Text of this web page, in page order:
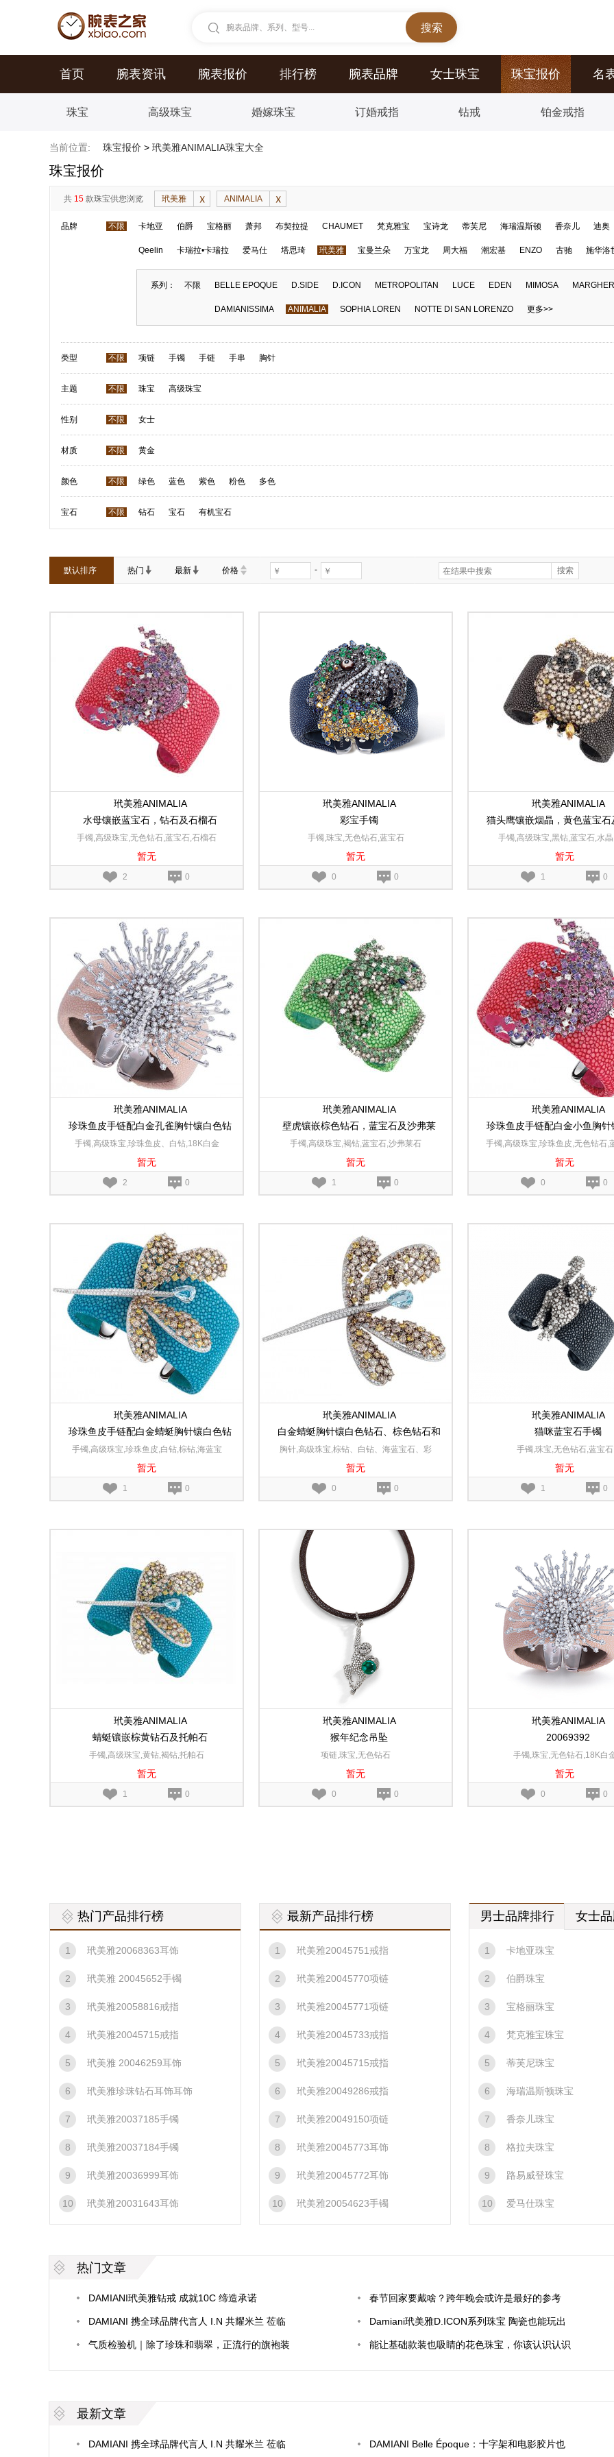
腕表品牌、系列、型号...
首页 腕表资讯 腕表报价 排行榜 腕表品牌 女士珠宝 珠宝报价 名
珠宝 高级珠宝 婚嫁珠宝 订婚戒指 钻戒 铂金戒指
当前位置: 珠宝报价 > 玳美雅ANIMALIA珠宝大全
珠宝报价
共 15 款珠宝供您浏览 玳美雅 ANIMALIA
品牌 不限 卡地亚 伯爵 宝格丽 萧邦 布契拉提 CHAUMET 梵克雅宝 宝诗龙 蒂芙尼 海瑞温斯顿 香奈儿 迪奥
Qeelin 卡瑞拉•卡瑞拉 爱马仕 塔思琦 玳美雅 宝曼兰朵 万宝龙 周大福 潮宏基 ENZO 古驰 施华洛
系列： 不限 BELLE EPOQUE D.SIDE D.ICON METROPOLITAN LUCE EDEN MIMOSA
DAMIANISSIMA ANIMALIA SOPHIA LOREN NOTTE DI SAN LORENZO 更多>>
类型 不限 项链 手镯 手链 手串 胸针
主题 不限 珠宝 高级珠宝
性别 不限 女士
材质 不限 黄金
颜色 不限 绿色 蓝色 紫色 粉色 多色
宝石 不限 钻石 宝石 有机宝石
默认排序 热门 最新 价格 -
玳美雅ANIMALIA
水母镶嵌蓝宝石，钻石及石榴石
手镯,高级珠宝,无色钻石,蓝宝石,石榴石
暂无
2 0
玳美雅ANIMALIA
彩宝手镯
手镯,珠宝,无色钻石,蓝宝石
暂无
0 0
玳美雅ANIMALIA
猫头鹰镶嵌烟晶，黄色蓝宝石
手镯,高级珠宝,黑钻,蓝宝石,水
暂无
1 0
玳美雅ANIMALIA
珍珠鱼皮手链配白金孔雀胸针镶白色钻
石
手镯,高级珠宝,珍珠鱼皮、白钻,18K白金
暂无
2 0
玳美雅ANIMALIA
壁虎镶嵌棕色钻石，蓝宝石及沙弗莱
手镯,高级珠宝,褐钻,蓝宝石,沙弗莱石
暂无
1 0
玳美雅ANIMALIA
珍珠鱼皮手链配白金小鱼胸针
石，蓝宝石及玫瑰榴
手镯,高级珠宝,珍珠鱼皮,无色钻石,
瑰榴石,18K白金
暂无
0 0
玳美雅ANIMALIA
珍珠鱼皮手链配白金蜻蜓胸针镶白色钻
石，棕色钻石和彩钻及海蓝宝石
手镯,高级珠宝,珍珠鱼皮,白钻,棕钻,海蓝宝
石,18K白金
暂无
1 0
玳美雅ANIMALIA
白金蜻蜓胸针镶白色钻石、棕色钻石和
彩钻及海蓝宝石
胸针,高级珠宝,棕钻、白钻、海蓝宝石、彩
钻,18K白金
暂无
0 0
玳美雅ANIMALIA
猫咪蓝宝石手镯
手镯,珠宝,无色钻石,蓝宝石
暂无
1 0
玳美雅ANIMALIA
蜻蜓镶嵌棕黄钻石及托帕石
手镯,高级珠宝,黄钻,褐钻,托帕石
暂无
1 0
玳美雅ANIMALIA
猴年纪念吊坠
项链,珠宝,无色钻石
暂无
0 0
玳美雅ANIMALIA
20069392
手镯,珠宝,无色钻石,18K白
暂无
0 0
热门产品排行榜
1 玳美雅20068363耳饰
2 玳美雅 20045652手镯
3 玳美雅20058816戒指
4 玳美雅20045715戒指
5 玳美雅 20046259耳饰
6 玳美雅珍珠钻石耳饰耳饰
7 玳美雅20037185手镯
8 玳美雅20037184手镯
9 玳美雅20036999耳饰
10 玳美雅20031643耳饰
最新产品排行榜
1 玳美雅20045751戒指
2 玳美雅20045770项链
3 玳美雅20045771项链
4 玳美雅20045733戒指
5 玳美雅20045715戒指
6 玳美雅20049286戒指
7 玳美雅20049150项链
8 玳美雅20045773耳饰
9 玳美雅20045772耳饰
10 玳美雅20054623手镯
男士品牌排行 女士
1 卡地亚珠宝
2 伯爵珠宝
3 宝格丽珠宝
4 梵克雅宝珠宝
5 蒂芙尼珠宝
6 海瑞温斯顿珠宝
7 香奈儿珠宝
8 格拉夫珠宝
9 路易威登珠宝
10 爱马仕珠宝
热门文章
DAMIANI玳美雅钻戒 成就10C 缔造承诺 春节回家要戴啥？跨年晚会或许是最好的参考
DAMIANI 携全球品牌代言人 I.N 共耀米兰 莅临
品牌私享晚宴，以主宾之姿共鉴璀璨之夜
Damiani玳美雅D.ICON系列珠宝 陶瓷也能玩出
时髦新色彩
气质检验机｜除了珍珠和翡翠，正流行的旗袍装
怎么搭才能避免车祸现场
能让基础款装也吸睛的花色珠宝，你该认识认识
了！
最新文章
DAMIANI 携全球品牌代言人 I.N 共耀米兰 莅临 DAMIANI Belle Époque：十字架和电影胶片也